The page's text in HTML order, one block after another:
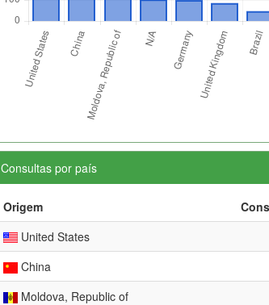
Consultas por país
Origem
United States
China
Moldova, Republic of